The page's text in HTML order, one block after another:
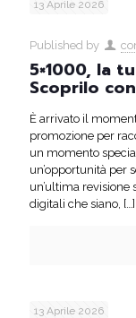
13 Aprile 2026
Published by
5×1000, la
Scoprilo
È arrivato il
promozione per
un momento
un’opportunità per
un’ultima
digitali che siano, […]
13 Aprile 2026